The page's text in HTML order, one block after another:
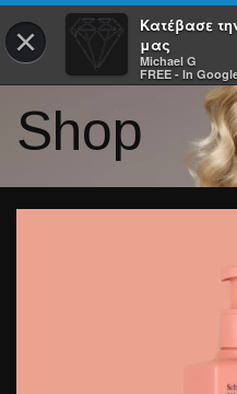
×
Κατέβασε
μας
Michael G
FREE - In
Shop